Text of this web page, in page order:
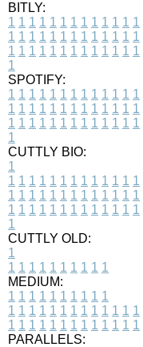
BITLY:
1 1 1 1 1 1 1 1 1 1 1 1 1
1 1 1 1 1 1 1 1 1 1 1 1 1
1 1 1 1 1 1 1 1 1 1 1 1 1
1
SPOTIFY:
1 1 1 1 1 1 1 1 1 1 1 1 1
1 1 1 1 1 1 1 1 1 1 1 1 1
1 1 1 1 1 1 1 1 1 1 1 1 1
1
CUTTLY BIO:
1
1 1 1 1 1 1 1 1 1 1 1 1 1
1 1 1 1 1 1 1 1 1 1 1 1 1
1 1 1 1 1 1 1 1 1 1 1 1 1
1
CUTTLY OLD:
1
1 1 1 1 1 1 1 1 1 1
MEDIUM:
1 1 1 1 1 1 1 1 1 1
1 1 1 1 1 1 1 1 1 1 1 1 1
1 1 1 1 1 1 1 1 1 1 1 1 1
PARALLELS: